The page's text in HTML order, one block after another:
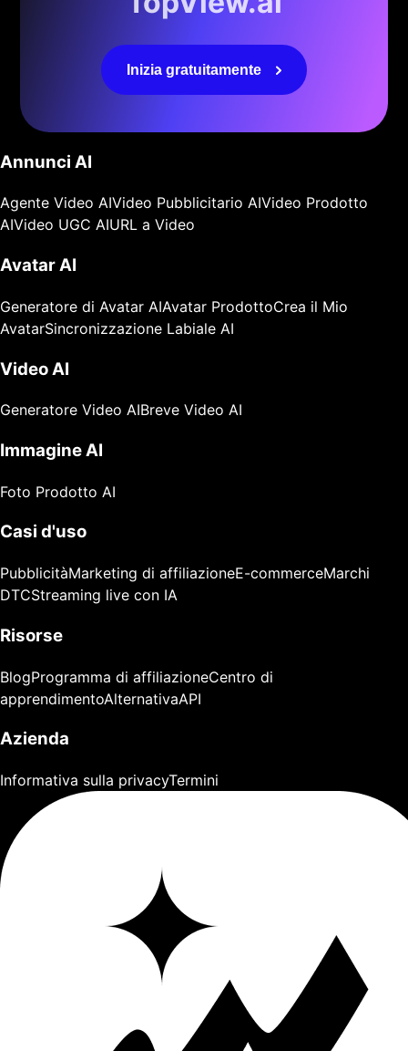
Inizia gratuitamente
Annunci AI
Agente Video AIVideo Pubblicitario AIVideo Prodotto
AIVideo UGC AIURL a Video
Avatar AI
Generatore di Avatar AIAvatar ProdottoCrea il Mio
AvatarSincronizzazione Labiale AI
Video AI
Generatore Video AIBreve Video AI
Immagine AI
Foto Prodotto AI
Casi d'uso
PubblicitàMarketing di affiliazioneE-commerceMarchi
DTCStreaming live con IA
Risorse
BlogProgramma di affiliazioneCentro di
apprendimentoAlternativaAPI
Azienda
Informativa sulla privacyTermini